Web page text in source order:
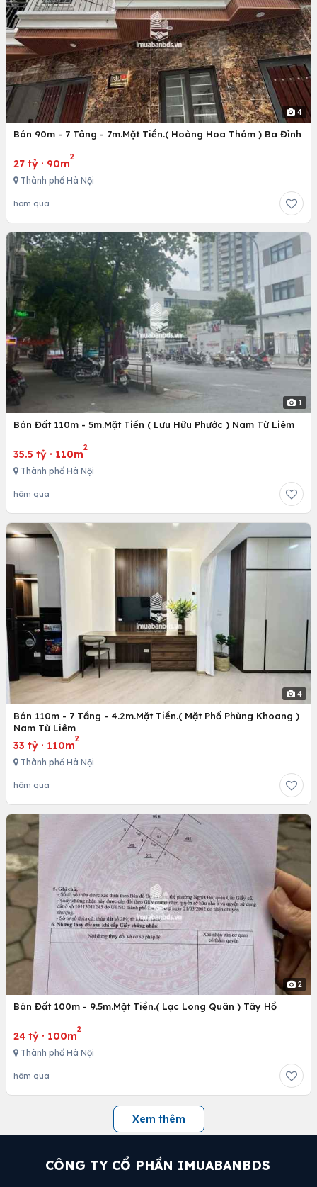
4
Bán 90m - 7 Tâng - 7m.Mặt Tiền.( Hoàng Hoa Thám ) Ba Đình
27 tỷ · 90m
2
Thành phố Hà Nội
hôm qua
1
Bán Đất 110m - 5m.Mặt Tiền ( Lưu Hữu Phước ) Nam Từ Liêm
35.5 tỷ · 110m
2
Thành phố Hà Nội
hôm qua
4
Bán 110m - 7 Tầng - 4.2m.Mặt Tiền.( Mặt Phố Phùng Khoang )
Nam Từ Liêm
33 tỷ · 110m
2
Thành phố Hà Nội
hôm qua
2
Bán Đất 100m - 9.5m.Mặt Tiền.( Lạc Long Quân ) Tây Hồ
24 tỷ · 100m
2
Thành phố Hà Nội
hôm qua
Xem thêm
CÔNG TY CỔ PHẦN IMUABANBDS